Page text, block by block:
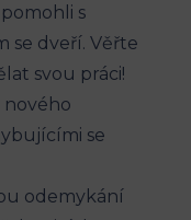
s
se dveří. Věřte
svou práci!
nového
se